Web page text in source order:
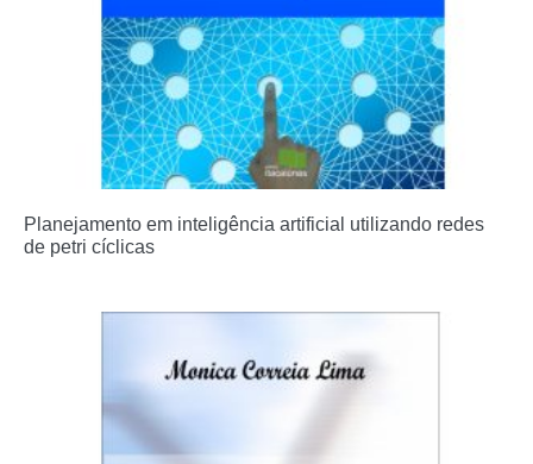
Planejamento em inteligência artificial utilizando redes
de petri cíclicas